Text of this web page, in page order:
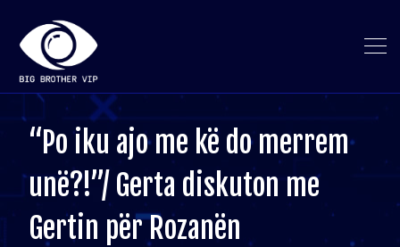
“Po iku ajo me kë do merrem
unë?!”/ Gerta diskuton me
Gertin për Rozanën